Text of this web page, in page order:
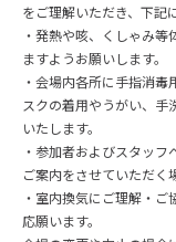
をご理解いただき、下記
・発熱や咳、くしゃみ
ますようお願いします。
・会場内各所に手指消
スクの着用やうがい、
いたします。
・参加者およびスタッ
ご案内をさせていただく
・室内換気にご理解・
応願います。